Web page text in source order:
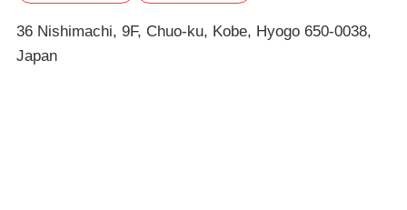
36 Nishimachi, 9F, Chuo-ku, Kobe, Hyogo 650-0038,
Japan